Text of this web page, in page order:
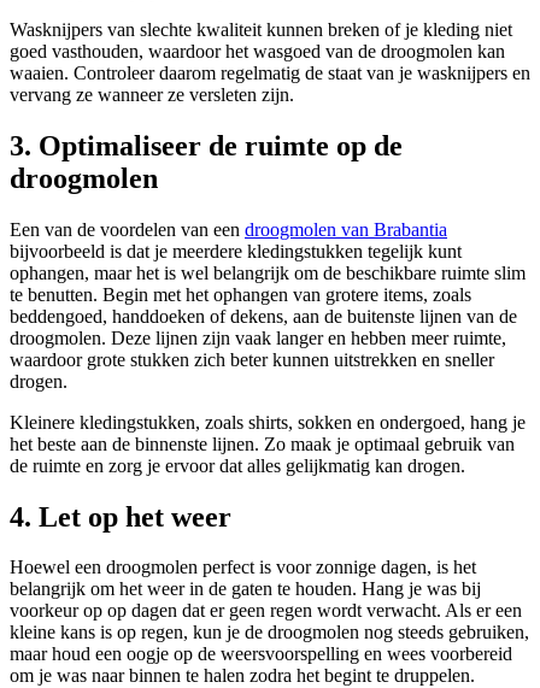
Wasknijpers van slechte kwaliteit kunnen breken of je kleding niet
goed vasthouden, waardoor het wasgoed van de droogmolen kan
waaien. Controleer daarom regelmatig de staat van je wasknijpers en
vervang ze wanneer ze versleten zijn.
3. Optimaliseer de ruimte op de
droogmolen
Een van de voordelen van een droogmolen van Brabantia
bijvoorbeeld is dat je meerdere kledingstukken tegelijk kunt
ophangen, maar het is wel belangrijk om de beschikbare ruimte slim
te benutten. Begin met het ophangen van grotere items, zoals
beddengoed, handdoeken of dekens, aan de buitenste lijnen van de
droogmolen. Deze lijnen zijn vaak langer en hebben meer ruimte,
waardoor grote stukken zich beter kunnen uitstrekken en sneller
drogen.
Kleinere kledingstukken, zoals shirts, sokken en ondergoed, hang je
het beste aan de binnenste lijnen. Zo maak je optimaal gebruik van
de ruimte en zorg je ervoor dat alles gelijkmatig kan drogen.
4. Let op het weer
Hoewel een droogmolen perfect is voor zonnige dagen, is het
belangrijk om het weer in de gaten te houden. Hang je was bij
voorkeur op op dagen dat er geen regen wordt verwacht. Als er een
kleine kans is op regen, kun je de droogmolen nog steeds gebruiken,
maar houd een oogje op de weersvoorspelling en wees voorbereid
om je was naar binnen te halen zodra het begint te druppelen.